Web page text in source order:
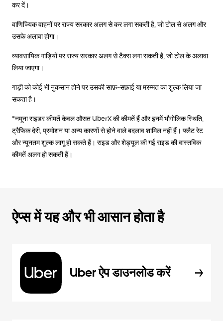
कर दें।
वाणिज्यिक वाहनों पर राज्य सरकार अलग से कर लगा सकती है, जो टोल से अलग और
उसके अलावा होगा।
व्यावसायिक गाड़ियों पर राज्य सरकार अलग से टैक्स लगा सकती है, जो टोल के अलावा
लिया जाएगा।
गाड़ी को कोई भी नुकसान होने पर उसकी साफ़-सफ़ाई या मरम्मत का शुल्क लिया जा
सकता है।
*नमूना राइडर कीमतें केवल औसत UberX की कीमतें हैं और इनमें भौगोलिक स्थिति,
ट्रैफिक देरी, प्रमोशन या अन्य कारणों से होने वाले बदलाव शामिल नहीं हैं। फ्लैट रेट
और न्यूनतम शुल्क लागू हो सकते हैं। राइड और शेड्यूल की गई राइड की वास्तविक
कीमतें अलग हो सकती हैं।
ऐप्स में यह और भी आसान होता है
Uber ऐप डाउनलोड करें